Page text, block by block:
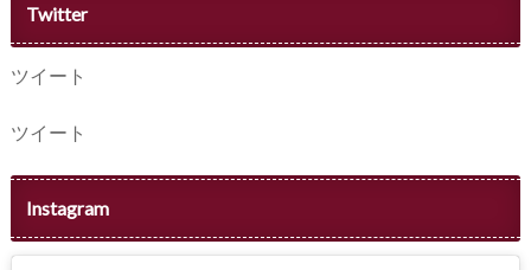
Twitter
ツイート
ツイート
Instagram